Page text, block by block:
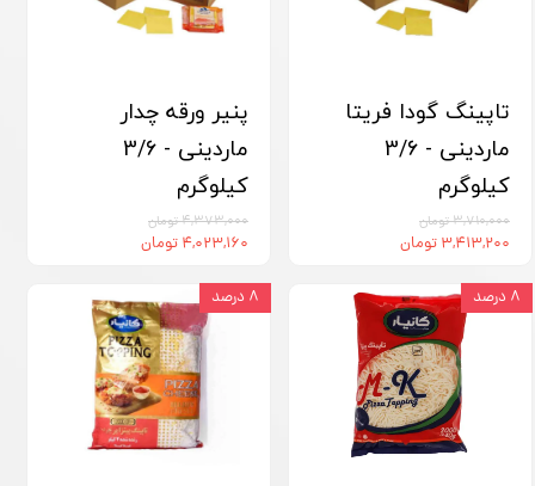
تاپینگ گودا فریتا
ماردینی - 3/6
کیلوگرم
۳,۷۱۰,۰۰۰ تومان
۳,۴۱۳,۲۰۰ تومان
پنیر ورقه چدار
ماردینی - 3/6
کیلوگرم
۴,۳۷۳,۰۰۰ تومان
۴,۰۲۳,۱۶۰ تومان
۸ درصد ۸ درصد